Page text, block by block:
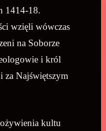
1414-18.
wzięli wówczas
na Soborze
i król
za Najświętszym
kultu